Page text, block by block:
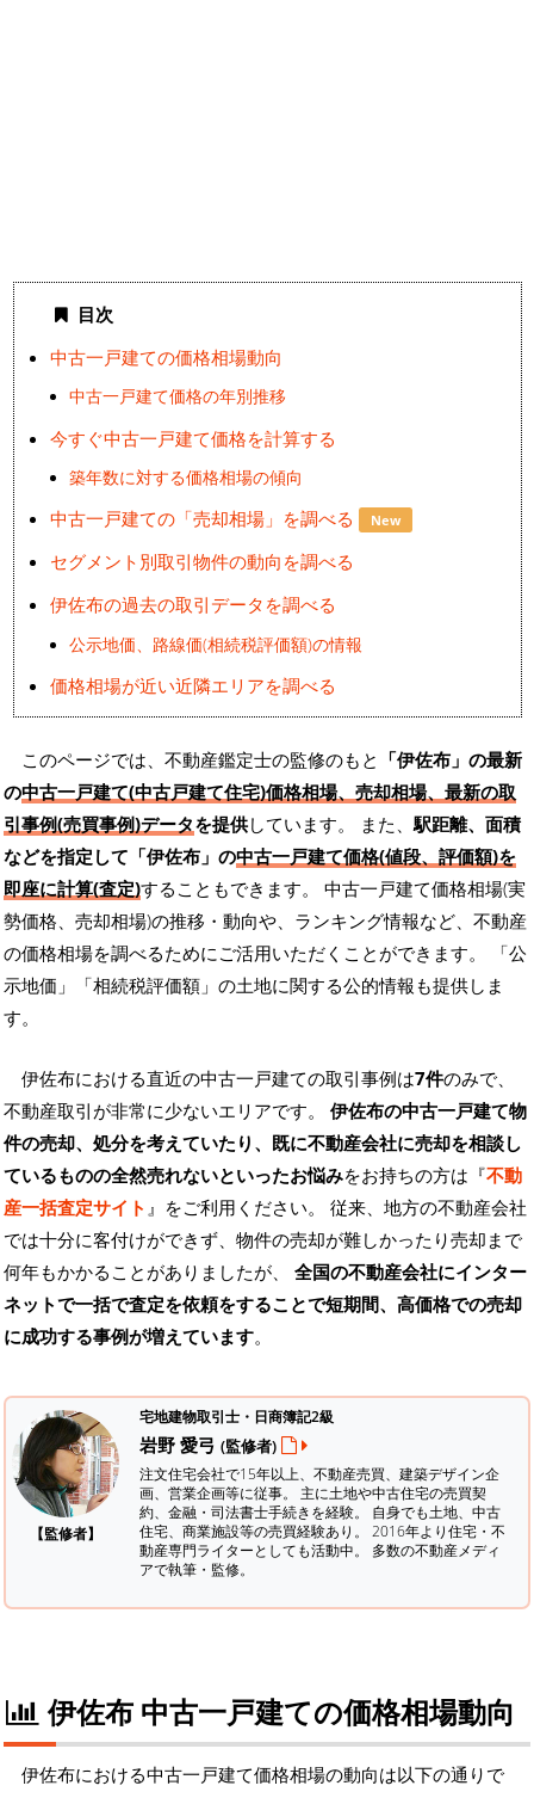
目次
中古一戸建ての価格相場動向
中古一戸建て価格の年別推移
今すぐ中古一戸建て価格を計算する
築年数に対する価格相場の傾向
中古一戸建ての「売却相場」を調べる New
セグメント別取引物件の動向を調べる
伊佐布の過去の取引データを調べる
公示地価、路線価(相続税評価額)の情報
価格相場が近い近隣エリアを調べる
このページでは、不動産鑑定士の監修のもと 「伊佐布」の最新
の中古一戸建て(中古戸建て住宅)価格相場、売却相場、最新の取
引事例(売買事例)データを提供しています。 また、駅距離、面積
などを指定して「伊佐布」の中古一戸建て価格(値段、評価額)を
即座に計算(査定)することもできます。 中古一戸建て価格相場(実
勢価格、売却相場)の推移・動向や、ランキング情報など、不動産
の価格相場を調べるためにご活用いただくことができます。
「公
示地価」「相続税評価額」の土地に関する公的情報も提供しま
す。
伊佐布における直近の中古一戸建ての取引事例は7件のみで、
不動産取引が非常に少ないエリアです。 伊佐布の中古一戸建て物
件の売却、処分を考えていたり、既に不動産会社に売却を相談し
ているものの全然売れないといったお悩みをお持ちの方は『不動
産一括査定サイト 』をご利用ください。 従来、地方の不動産会社
では十分に客付けができず、物件の売却が難しかったり売却まで
何年もかかることがありましたが、 全国の不動産会社にインター
ネットで一括で査定を依頼をすることで短期間、高価格での売却
に成功する事例が増えています。
【監修者】
宅地建物取引士・日商簿記2級
岩野 愛弓 (監修者)
注文住宅会社で15年以上、不動産売買、建築デザイン企
画、営業企画等に従事。 主に土地や中古住宅の売買契
約、金融・司法書士手続きを経験。 自身でも土地、中古
住宅、商業施設等の売買経験あり。 2016年より住宅・不
動産専門ライターとしても活動中。 多数の不動産メディ
アで執筆・監修。
伊佐布 中古一戸建ての価格相場動向
伊佐布における中古一戸建て価格相場の動向は以下の通りで